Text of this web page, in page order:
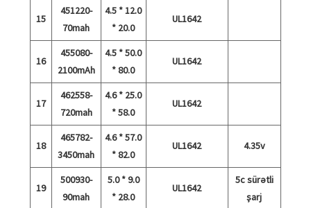
15
451220-
70mah
4.5 * 12.0
* 20.0
UL1642
16
455080-
2100mAh
4.5 * 50.0
* 80.0
UL1642
17
462558-
720mah
4.6 * 25.0
* 58.0
UL1642
18
465782-
3450mah
4.6 * 57.0
* 82.0
UL1642 4.35v
19
500930-
90mah
5.0 * 9.0
* 28.0
UL1642
5c sürətli
şarj